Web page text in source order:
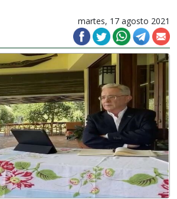
martes, 17 agosto 2021